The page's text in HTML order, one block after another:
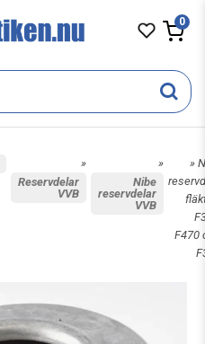
0
»
Reservdelar
VVB
»
Nibe
reservdelar
VVB
»
F470